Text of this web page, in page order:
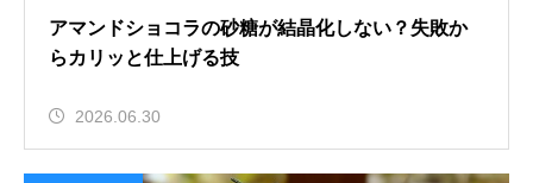
アマンドショコラの砂糖が結晶化しない？失敗か
らカリッと仕上げる技
2026.06.30